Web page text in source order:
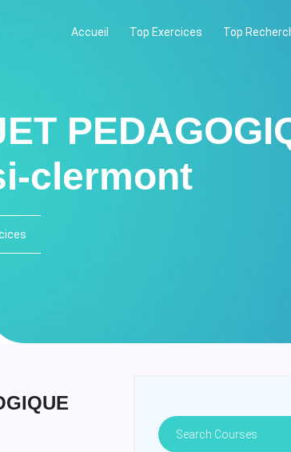
Accueil Top Exercices Top
clermont